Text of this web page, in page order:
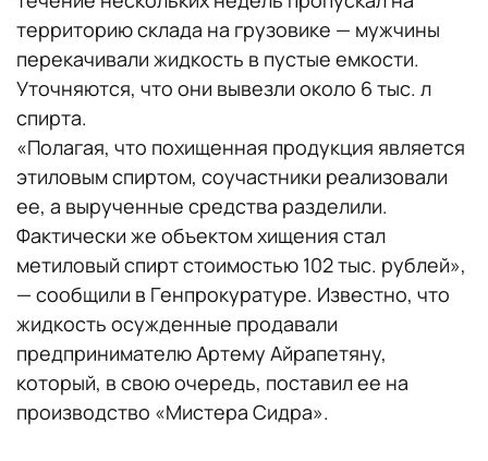
территорию склада на грузовике — мужчины
перекачивали жидкость в пустые емкости.
Уточняются, что они вывезли около 6 тыс. л
спирта.
«Полагая, что похищенная продукция является
этиловым спиртом, соучастники реализовали
ее, а вырученные средства разделили.
Фактически же объектом хищения стал
метиловый спирт стоимостью 102 тыс. рублей»,
— сообщили в Генпрокуратуре. Известно, что
жидкость осужденные продавали
предпринимателю Артему Айрапетяну,
который, в свою очередь, поставил ее на
производство «Мистера Сидра».